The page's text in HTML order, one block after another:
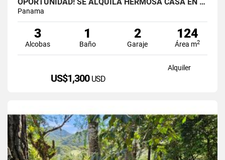
Panama
3
Alcobas
1
Baño
2
Garaje
124
Área m2
Alquiler
US$1,300 USD